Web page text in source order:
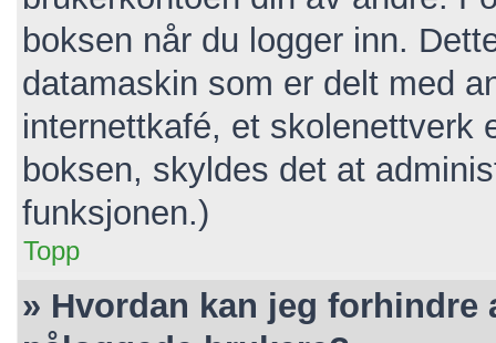
boksen når du logger inn.
datamaskin som er delt med
internettkafé, et skolenettverk
boksen, skyldes det at
funksjonen.)
Topp
» Hvordan kan jeg